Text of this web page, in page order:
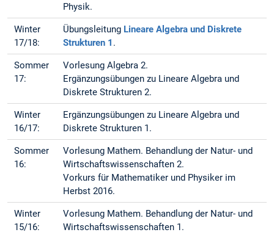
Physik.
Winter
17/18:
Übungsleitung Lineare Algebra und Diskrete
Strukturen 1 .
Sommer
17:
Vorlesung Algebra 2.
Ergänzungsübungen zu Lineare Algebra und
Diskrete Strukturen 2.
Winter
16/17:
Ergänzungsübungen zu Lineare Algebra und
Diskrete Strukturen 1.
Sommer
16:
Vorlesung Mathem. Behandlung der Natur- und
Wirtschaftswissenschaften 2.
Vorkurs für Mathematiker und Physiker im
Herbst 2016.
Winter
15/16:
Vorlesung Mathem. Behandlung der Natur- und
Wirtschaftswissenschaften 1.